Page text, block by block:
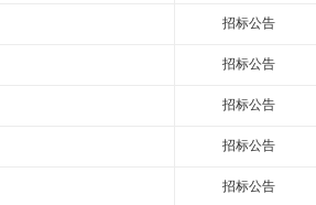
招标公告
招标公告
招标公告
招标公告
招标公告